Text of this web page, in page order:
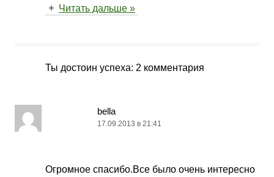
Читать дальше »
Ты достоин успеха: 2 комментария
bella
17.09.2013 в 21:41
Огромное спасибо.Все было очень интересно